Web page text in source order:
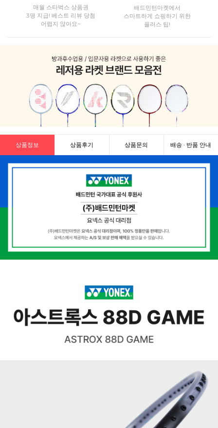
매월 스타벅스 상품권
3명 지급! 베스트 리뷰 당첨
어렵지 않아요~
배드민턴마켓에서
스마트하게 쇼핑하기 위한
플러스 팁!
상품정보 상품후기 상품문의 배송 · 반품 안내